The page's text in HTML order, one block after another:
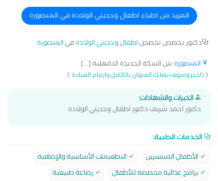
المزيد من اطباء اطفال وحديثي الولادة في المنصورة
دكتور تخصص تخصصاطفال وحديثي الولادةفيالمنصورة
المنصورة: ش السكة الجديدة الدقهلية [...]
((احجز وسوف يصلك العنوان بالكامل وارقام العيادة)
الخبرات والشهادات:
دكتور احمد شريف دكتور اطفال وحديثي الولادة
الخدمات الطبية:
الأطفال المبتسرين
التطعيمات الأساسية والإضافية
برامج غذائية مخصصة للأطفال
رضاعة طبيعية